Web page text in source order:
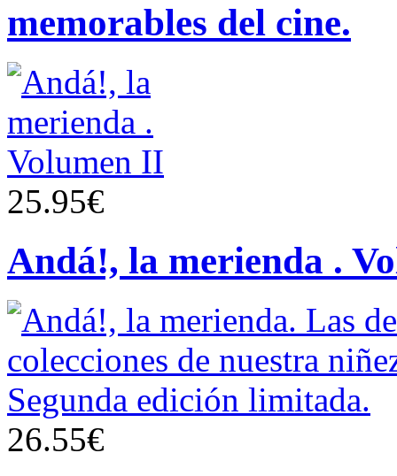
memorables del cine.
25.95€
Andá!, la merienda .
26.55€